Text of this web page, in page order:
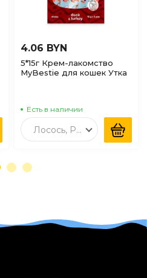
4.06 BYN
5*15г Крем-лакомство
MyBestie для кошек Утка
Есть в наличии
Лосось, Рыбий жир